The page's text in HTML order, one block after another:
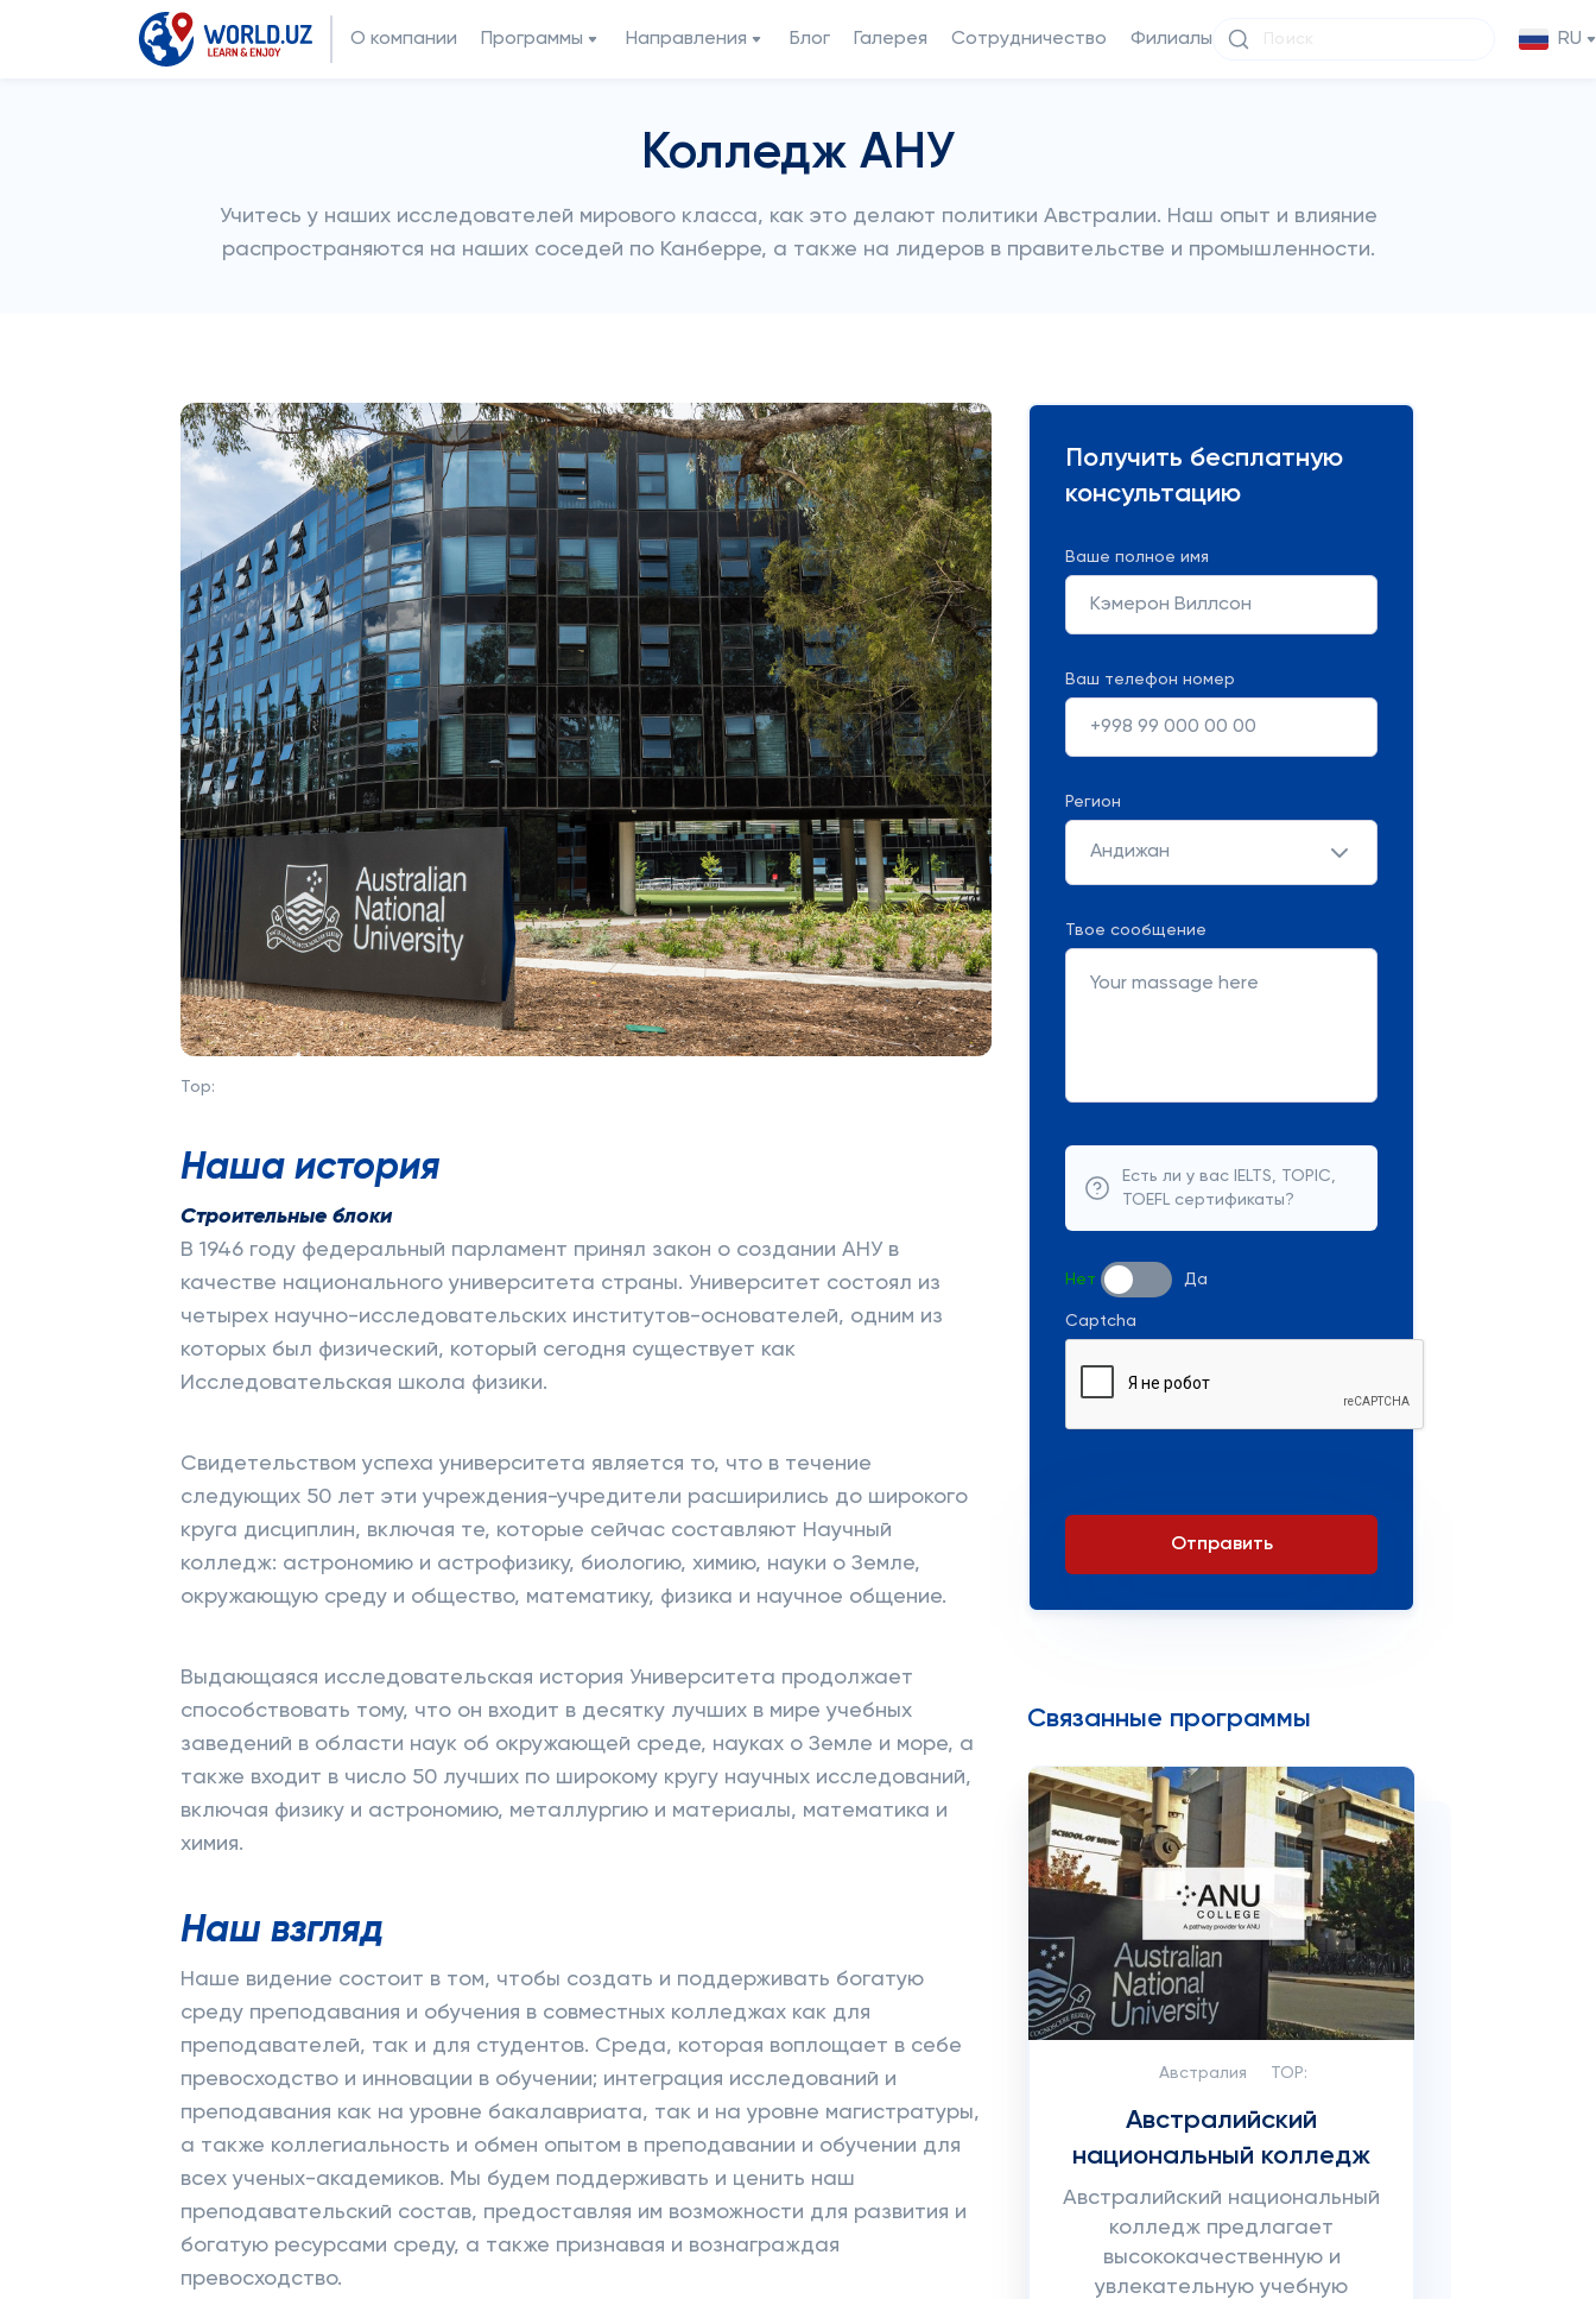
О компании Программы Направления Блог Галерея Сотрудничество Филиалы RU
Колледж АНУ
Учитесь у наших исследователей мирового класса, как это делают политики Австралии. Наш опыт и влияние
распространяются на наших соседей по Канберре, а также на лидеров в правительстве и промышленности.
Top:
Наша история
Строительные блоки
В 1946 году федеральный парламент принял закон о создании АНУ в
качестве национального университета страны. Университет состоял из
четырех научно-исследовательских институтов-основателей, одним из
которых был физический, который сегодня существует как
Исследовательская школа физики.
Свидетельством успеха университета является то, что в течение
следующих 50 лет эти учреждения-учредители расширились до широкого
круга дисциплин, включая те, которые сейчас составляют Научный
колледж: астрономию и астрофизику, биологию, химию, науки о Земле,
окружающую среду и общество, математику, физика и научное общение.
Выдающаяся исследовательская история Университета продолжает
способствовать тому, что он входит в десятку лучших в мире учебных
заведений в области наук об окружающей среде, науках о Земле и море, а
также входит в число 50 лучших по широкому кругу научных исследований,
включая физику и астрономию, металлургию и материалы, математика и
химия.
Наш взгляд
Наше видение состоит в том, чтобы создать и поддерживать богатую
среду преподавания и обучения в совместных колледжах как для
преподавателей, так и для студентов. Среда, которая воплощает в себе
превосходство и инновации в обучении; интеграция исследований и
преподавания как на уровне бакалавриата, так и на уровне магистратуры,
а также коллегиальность и обмен опытом в преподавании и обучении для
всех ученых-академиков. Мы будем поддерживать и ценить наш
преподавательский состав, предоставляя им возможности для развития и
богатую ресурсами среду, а также признавая и вознаграждая
превосходство.
Получить бесплатную
консультацию
Ваше полное имя
Ваш телефон номер
Регион
Андижан
Твое сообщение
Есть ли у вас IELTS, TOPIC,
TOEFL сертификаты?
Нет Да
Captcha
Отправить
Связанные программы
Австралия TOP:
Австралийский
национальный колледж
Австралийский национальный
колледж предлагает
высококачественную и
увлекательную учебную